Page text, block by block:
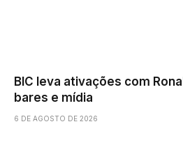
BIC leva ativações com
bares e mídia
6 DE AGOSTO DE 2026